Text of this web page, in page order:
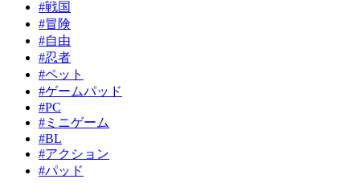
#戦国
#冒険
#自由
#忍者
#ペット
#ゲームパッド
#PC
#ミニゲーム
#BL
#アクション
#パッド